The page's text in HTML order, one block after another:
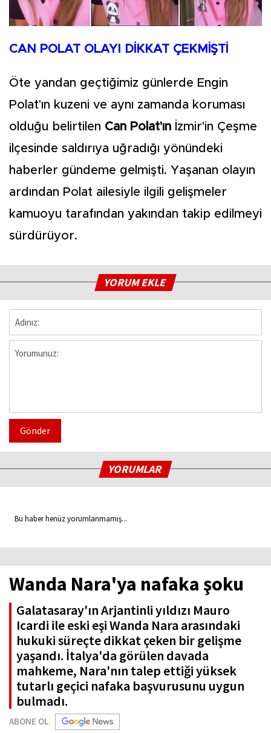
CAN POLAT OLAYI DİKKAT ÇEKMİŞTİ
Öte yandan geçtiğimiz günlerde Engin
Polat'ın kuzeni ve aynı zamanda koruması
olduğu belirtilen Can Polat'ın İzmir'in Çeşme
ilçesinde saldırıya uğradığı yönündeki
haberler gündeme gelmişti. Yaşanan olayın
ardından Polat ailesiyle ilgili gelişmeler
kamuoyu tarafından yakından takip edilmeyi
sürdürüyor.
YORUM EKLE
Gönder
YORUMLAR
Bu haber henüz yorumlanmamış...
Wanda Nara'ya nafaka şoku
Galatasaray'ın Arjantinli yıldızı Mauro
Icardi ile eski eşi Wanda Nara arasındaki
hukuki süreçte dikkat çeken bir gelişme
yaşandı. İtalya'da görülen davada
mahkeme, Nara'nın talep ettiği yüksek
tutarlı geçici nafaka başvurusunu uygun
bulmadı.
ABONE OL